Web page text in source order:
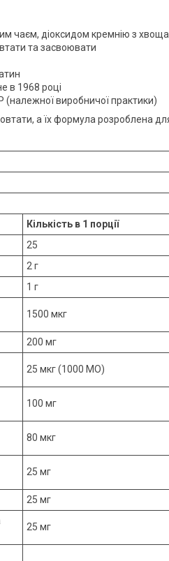
чаєм, діоксидом кремнію з
та засвоювати
в 1968 році
(належної виробничої практики)
а їх формула розроблена
Кількість в 1 порції
25
2 г
1 г
1500 мкг
200 мг
25 мкг (1000 МО)
100 мг
80 мкг
25 мг
25 мг
25 мг